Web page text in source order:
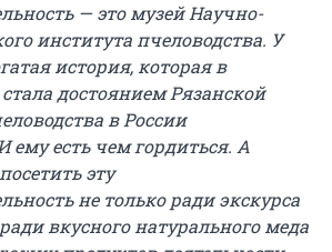
— это музей Научно-
института пчеловодства. У
история, которая в
достоянием Рязанской
в России
ему есть чем гордиться. А
эту
не только ради экскурса
вкусного натурального меда